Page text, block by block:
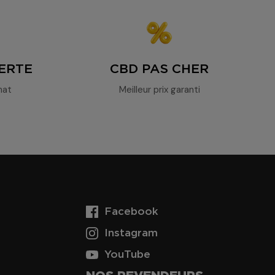
CBD PAS CHER
Meilleur prix garanti
Facebook
Instagram
YouTube